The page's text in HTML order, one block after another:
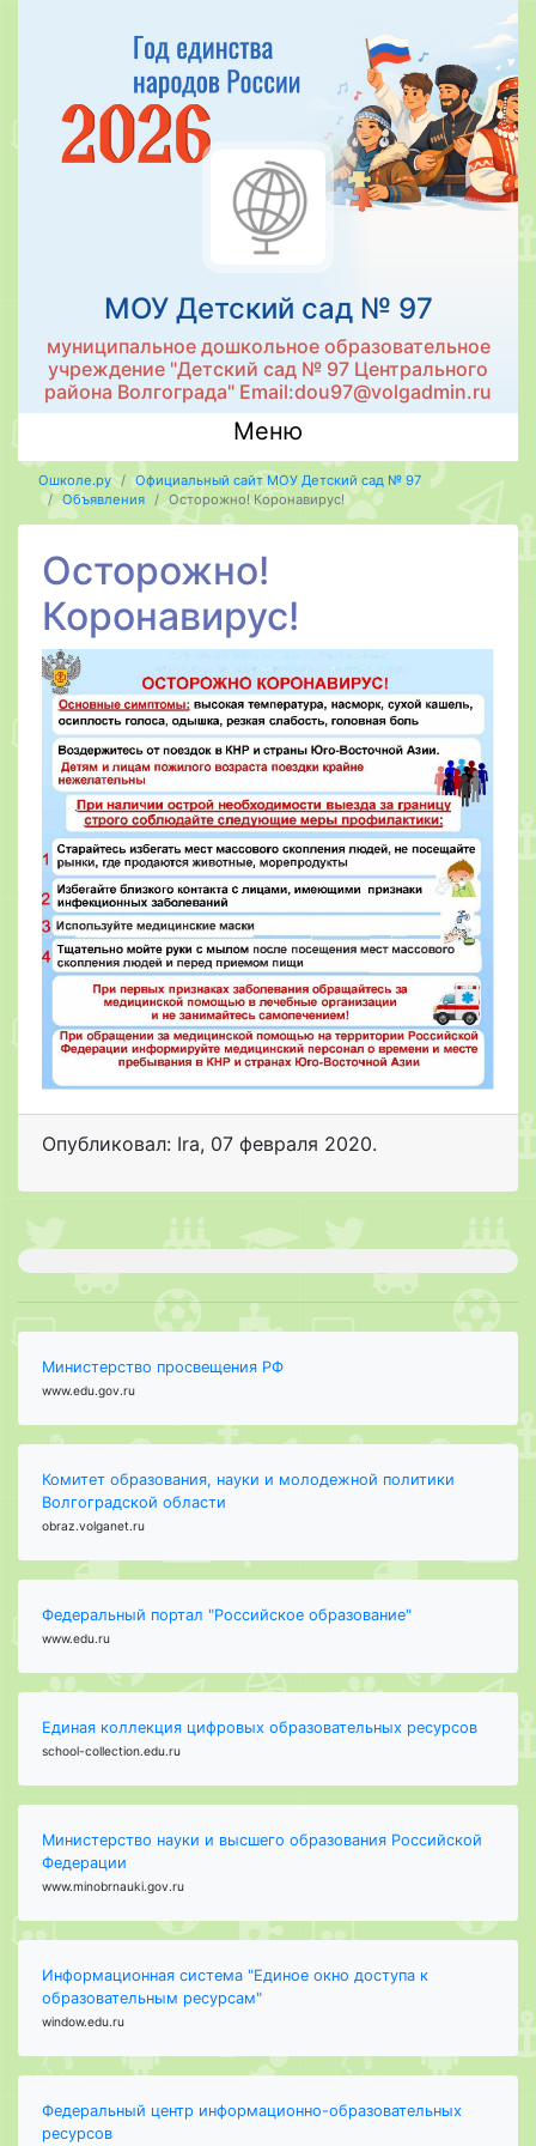
МОУ Детский сад № 97
муниципальное дошкольное образовательное
учреждение "Детский сад № 97 Центрального
района Волгограда" Email:dou97@volgadmin.ru
Меню
Ошколе.ру
Официальный сайт МОУ Детский сад № 97
Объявления
Осторожно! Коронавирус!
Осторожно!
Коронавирус!
Опубликовал: Ira, 07 февраля 2020.
Министерство просвещения РФ
www.edu.gov.ru
Комитет образования, науки и молодежной политики
Волгоградской области
obraz.volganet.ru
Федеральный портал "Российское образование"
www.edu.ru
Единая коллекция цифровых образовательных ресурсов
school-collection.edu.ru
Министерство науки и высшего образования Российской
Федерации
www.minobrnauki.gov.ru
Информационная система "Единое окно доступа к
образовательным ресурсам"
window.edu.ru
Федеральный центр информационно-образовательных
ресурсов